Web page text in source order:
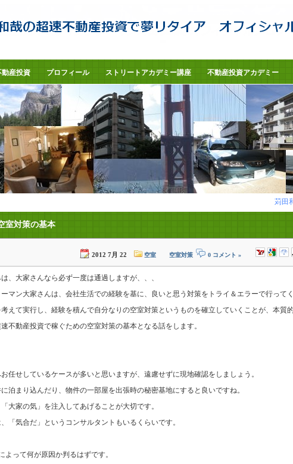
動産投資 プロフィール ストリートアカデミー講座 不動産投資アカデミー
苅田
室対策の基本
2012 7月 22 空室 空室対策 0 コメント »
、大家さんなら必ず一度は通過しますが、、、
マン大家さんは、会社生活での経験を基に、良いと思う対策をトライ＆エラーで行ってく
えて実行し、経験を積んで自分なりの空室対策というものを確立していくことが、本質的
不動産投資で稼ぐための空室対策の基本となる話をします。
任せしているケースが多いと思いますが、遠慮せずに現地確認をしましょう。
泊まり込んだり、物件の一部屋を出張時の秘密基地にすると良いですね。
大家の気」を注入してあげることが大切です。
「気合だ」というコンサルタントもいるくらいです。
よって何が原因か判るはずです。